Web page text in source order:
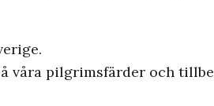
våra pilgrimsfärder och tillbe